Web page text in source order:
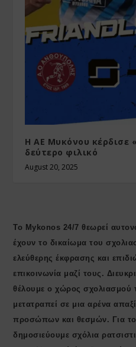
Η ΑΕ Μυκόνου κέρδισε
δεύτερο φιλικό
August 20, 2025
Το Mykonos 24/7 θεωρεί
έχουν το δικαίωμα του
ελεύθερης έκφρασης και
επικοινωνία μαζί τους.
θέλουμε ο χώρος σχολιασμού
μετατραπεί σε μια αρένα
προσώπων και θεσμών. Για
δημοσιεύουμε σχόλια